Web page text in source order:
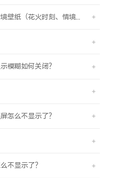
模糊如何关闭？
怎么不显示了？
不显示了？